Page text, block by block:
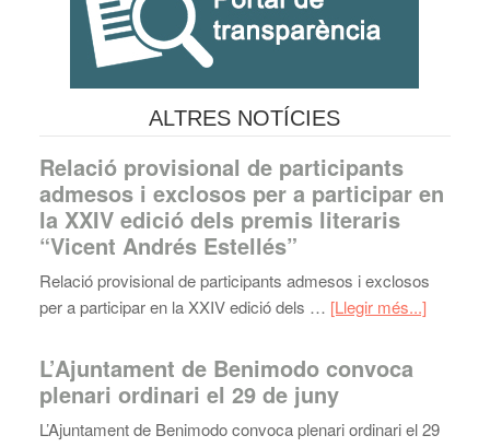
ALTRES NOTÍCIES
Relació provisional de participants
admesos i exclosos per a participar en
la XXIV edició dels premis literaris
“Vicent Andrés Estellés”
Relació provisional de participants admesos i exclosos
per a participar en la XXIV edició dels … [Llegir més...]
L’Ajuntament de Benimodo convoca
plenari ordinari el 29 de juny
L’Ajuntament de Benimodo convoca plenari ordinari el 29